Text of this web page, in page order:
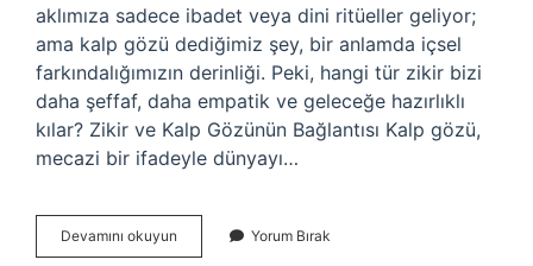
aklımıza sadece ibadet veya dini ritüeller geliyor;
ama kalp gözü dediğimiz şey, bir anlamda içsel
farkındalığımızın derinliği. Peki, hangi tür zikir bizi
daha şeffaf, daha empatik ve geleceğe hazırlıklı
kılar? Zikir ve Kalp Gözünün Bağlantısı Kalp gözü,
mecazi bir ifadeyle dünyayı…
Devamını okuyun
gözünü
Yorum Bırak